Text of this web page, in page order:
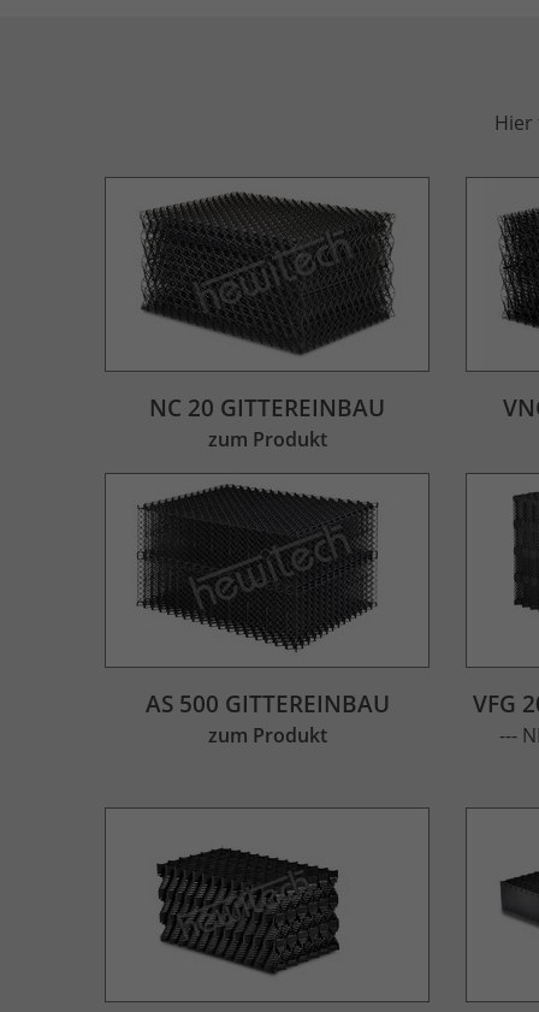
Hier
NC 20 GITTEREINBAU
zum Produkt
AS 500 GITTEREINBAU
zum Produkt
VFG
---